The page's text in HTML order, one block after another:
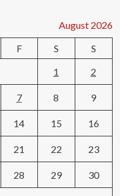
August 2026
F S
S
1
2
7 8 9
14 15 16
21 22 23
28 29 30